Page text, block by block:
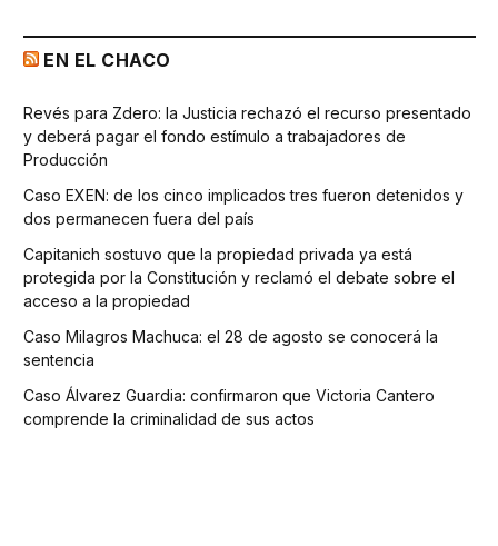
EN EL CHACO
Revés para Zdero: la Justicia rechazó el recurso presentado
y deberá pagar el fondo estímulo a trabajadores de
Producción
Caso EXEN: de los cinco implicados tres fueron detenidos y
dos permanecen fuera del país
Capitanich sostuvo que la propiedad privada ya está
protegida por la Constitución y reclamó el debate sobre el
acceso a la propiedad
Caso Milagros Machuca: el 28 de agosto se conocerá la
sentencia
Caso Álvarez Guardia: confirmaron que Victoria Cantero
comprende la criminalidad de sus actos